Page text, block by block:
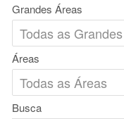
Grandes Áreas
Áreas
Busca